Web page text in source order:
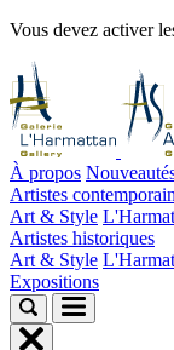
Vous devez activer
À propos
Artistes
Art & Style
Artistes historiques
Art & Style
Expositions